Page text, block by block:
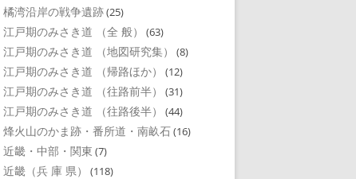
橘湾沿岸の戦争遺跡(25)
江戸期のみさき道 （全 般） (63)
江戸期のみさき道 （地図研究集） (8)
江戸期のみさき道 （帰路ほか） (12)
江戸期のみさき道 （往路前半） (31)
江戸期のみさき道 （往路後半） (44)
烽火山のかま跡・番所道・南畝石(16)
近畿・中部・関東 (7)
近畿（兵 庫 県） (118)